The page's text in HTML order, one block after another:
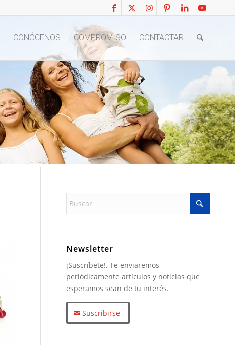
CONÓCENOS COMPROMISO CONTACTAR
Newsletter
¡Suscríbete!. Te enviaremos
periódicamente artículos y noticias que
esperamos sean de tu interés.
Suscribirse